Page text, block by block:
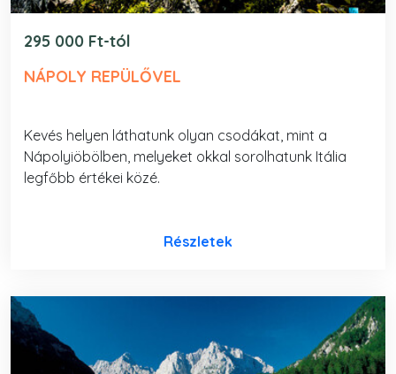
295 000 Ft-tól
NÁPOLY REPÜLŐVEL
Kevés helyen láthatunk olyan csodákat, mint a
Nápolyiöbölben, melyeket okkal sorolhatunk Itália
legfőbb értékei közé.
Részletek